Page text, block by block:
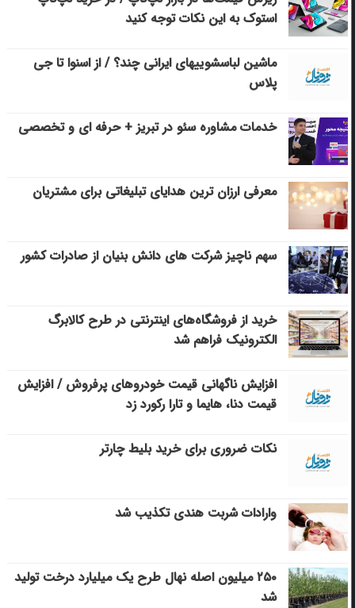
استوک به این نکات توجه کنید
ماشین لباسشویی‎های ایرانی چند؟ / از اسنوا تا جی
پلاس
خدمات مشاوره سئو در تبریز + حرفه ای و تخصصی
معرفی ارزان ترین هدایای تبلیغاتی برای مشتریان
سهم ناچیز شرکت های دانش بنیان از صادرات کشور
خرید از فروشگاه‌های اینترنتی در طرح کالابرگ
الکترونیک فراهم شد
افزایش ناگهانی قیمت خودروهای پرفروش / افزایش
قیمت دنا، هایما و تارا رکورد زد
نکات ضروری برای خرید بلیط چارتر
وارادات شربت هندی تکذیب شد
۲۵۰ میلیون اصله نهال طرح یک میلیارد درخت تولید
شد